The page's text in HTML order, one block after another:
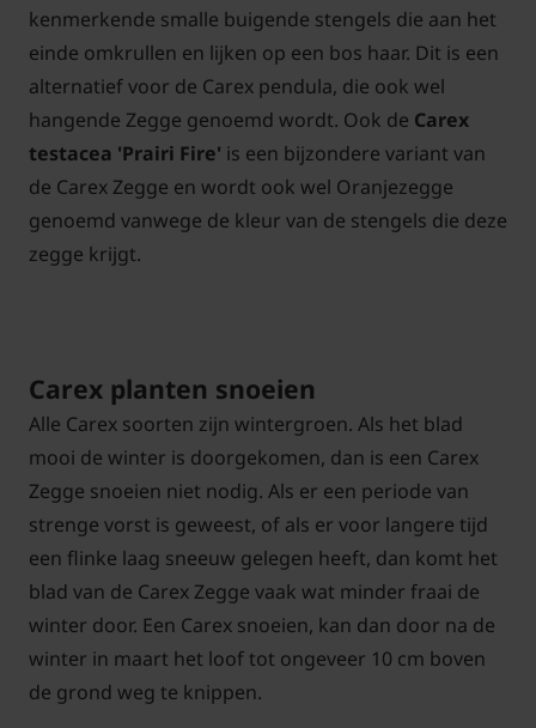
kenmerkende smalle buigende stengels die aan het
einde omkrullen en lijken op een bos haar. Dit is een
alternatief voor de Carex pendula, die ook wel
hangende Zegge genoemd wordt. Ook de Carex
testacea 'Prairi Fire' is een bijzondere variant van
de Carex Zegge en wordt ook wel Oranjezegge
genoemd vanwege de kleur van de stengels die deze
zegge krijgt.
Carex planten snoeien
Alle Carex soorten zijn wintergroen. Als het blad
mooi de winter is doorgekomen, dan is een Carex
Zegge snoeien niet nodig. Als er een periode van
strenge vorst is geweest, of als er voor langere tijd
een flinke laag sneeuw gelegen heeft, dan komt het
blad van de Carex Zegge vaak wat minder fraai de
winter door. Een Carex snoeien, kan dan door na de
winter in maart het loof tot ongeveer 10 cm boven
de grond weg te knippen.